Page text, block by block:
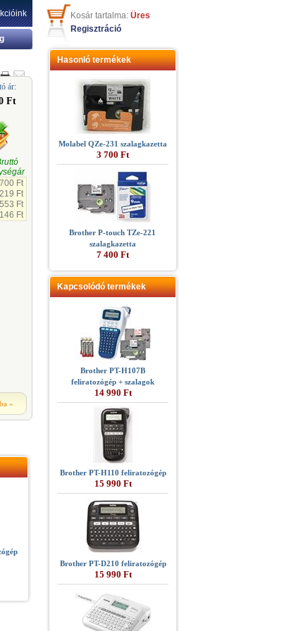
ár:
Ft
Ft
Ft
Ft
Ft
»
Kosár tartalma: Üres
Regisztráció
Hasonló termékek
Molabel QZe-231 szalagkazetta
3 700 Ft
Brother P-touch TZe-221
szalagkazetta
7 400 Ft
Kapcsolódó termékek
Brother PT-H107B
feliratozógép + szalagok
14 990 Ft
Brother PT-H110 feliratozógép
15 990 Ft
Brother PT-D210 feliratozógép
15 990 Ft